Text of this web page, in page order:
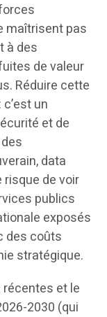
maîtrisent pas
à des
de valeur
Réduire cette
un
et de
data
de voir
publics
exposés
des coûts
stratégique.
et le
2030 (qui